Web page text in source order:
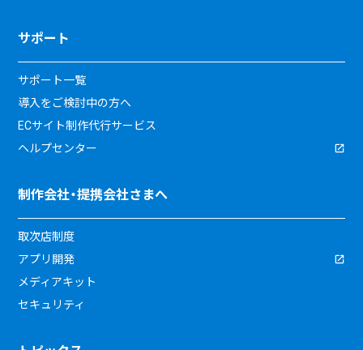
サポート
サポート一覧
導入をご検討中の方へ
ECサイト制作代行サービス
ヘルプセンター
制作会社・提携会社さまへ
取次店制度
アプリ開発
メディアキット
セキュリティ